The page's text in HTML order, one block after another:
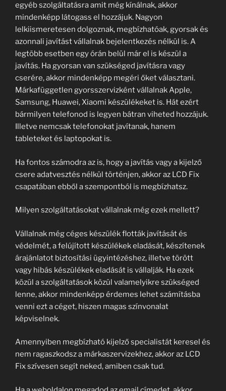
egyéb szolgáltatásra amit még kínálnak, akkor
mindenképp látogass el hozzájuk. Nagyon
lelkiismeretesen dolgoznak, megbízhatóak, gyorsak és
azonnali javítást vállalnak bejelentkezés nélkül is. A
legtöbb esetben egy órán belül már el is készül a
javítás. Ha gyorsan van szükséged javításra vagy
cserére, akkor mindenképp megéri őket választani.
Márkafüggetlen gyorsszervizként vállalnak Apple,
Samsung, Huawei, Xiaomi készülékeket is. Hát ezért
bármilyen telefonod is legyen bátran viheted hozzájuk.
Illetve nemcsak telefonokat javítanak, hanem
tableteket és laptopokat is.
Ha fontos számodra az is, hogy a javítás vagy a kijelző
csere adatvesztés nélkül történjen, akkor az LCD Fix
csapatában ebből a szempontból is megbízhatsz.
Milyen szolgáltatásokat vállalnak még ezek mellett?
Vállalnak még céges készülék flották javítását és
védelmét, a felújított készülékek eladását, készítenek
árajánlatot biztosítási ügyintézéshez, illetve törött
vagy hibás készülékek eladását is vállalják. Ha ezek
közül a szolgáltatások közül valamelyikre szükséged
lenne, akkor mindenképp érdemes lehet számításba
venni ezt a céget, hiszen magas színvonalat
képviselnek.
Amennyiben megbízható kijelző specialistát keresel és
nem ragaszkodsz a márkaszervizekhez, akkor az LCD
Fix szívesen segít neked, amiben csak tud.